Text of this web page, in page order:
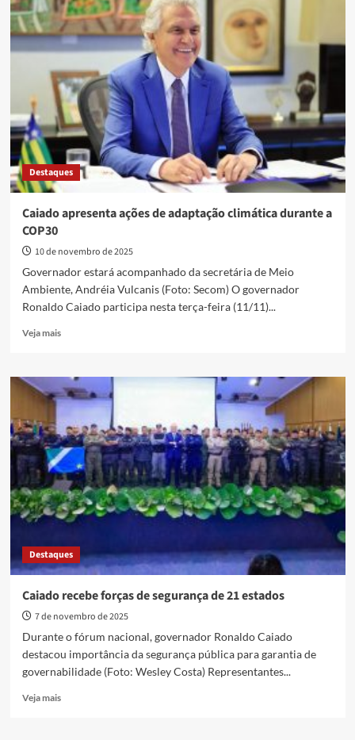
destaca
impacto
econômico
da
gastronomia
em
entrega
de
premiação
Destaques
Caiado apresenta ações de adaptação climática durante a
COP30
10 de novembro de 2025
Governador estará acompanhado da secretária de Meio
Ambiente, Andréia Vulcanis (Foto: Secom) O governador
Ronaldo Caiado participa nesta terça-feira (11/11)...
Veja maisRead
Caiado
apresenta
ações
adaptação
climática
durante
a
COP30
Destaques
Caiado recebe forças de segurança de 21 estados
7 de novembro de 2025
Durante o fórum nacional, governador Ronaldo Caiado
destacou importância da segurança pública para garantia de
governabilidade (Foto: Wesley Costa) Representantes...
Veja maisRead